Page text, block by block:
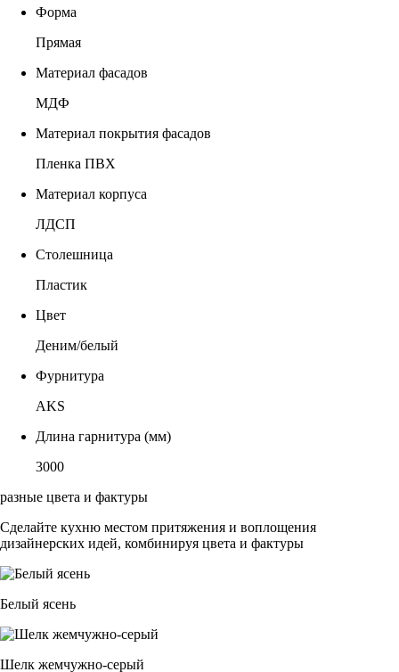
Форма
Прямая
Материал фасадов
МДФ
Материал покрытия фасадов
Пленка ПВХ
Материал корпуса
ЛДСП
Столешница
Пластик
Цвет
Деним/белый
Фурнитура
AKS
Длина гарнитура (мм)
3000
разные цвета и фактуры
Сделайте кухню местом притяжения и воплощения
дизайнерских идей, комбинируя цвета и фактуры
Белый ясень
Шелк жемчужно-серый